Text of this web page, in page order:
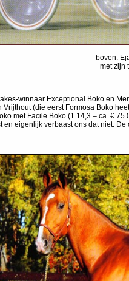
boven:
met zijn
winnaar Exceptional Boko en
(die eerst Formosa Boko
met Facile Boko (1.14,3 – ca. €
eigenlijk verbaast ons dat niet.